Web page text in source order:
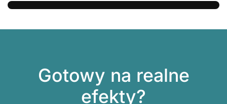
Gotowy na realne
efekty?